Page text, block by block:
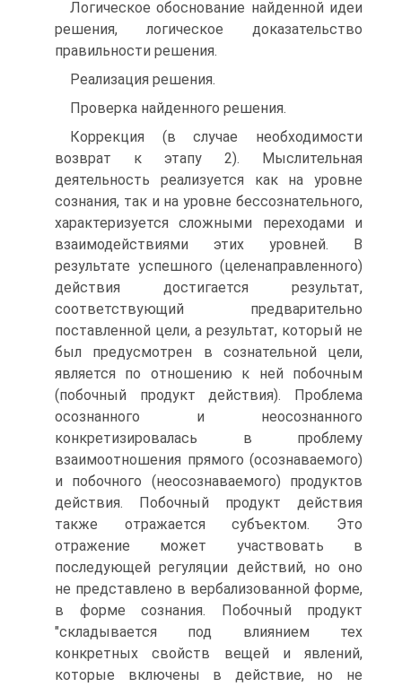
Логическое обоснование найденной идеи
решения, логическое доказательство
правильности решения.
Реализация решения.
Проверка найденного решения.
Коррекция (в случае необходимости
возврат к этапу 2). Мыслительная
деятельность реализуется как на уровне
сознания, так и на уровне бессознательного,
характеризуется сложными переходами и
взаимодействиями этих уровней. В
результате успешного (целенаправленного)
действия достигается результат,
соответствующий предварительно
поставленной цели, а результат, который не
был предусмотрен в сознательной цели,
является по отношению к ней побочным
(побочный продукт действия). Проблема
осознанного и неосознанного
конкретизировалась в проблему
взаимоотношения прямого (осознаваемого)
и побочного (неосознаваемого) продуктов
действия. Побочный продукт действия
также отражается субъектом. Это
отражение может участвовать в
последующей регуляции действий, но оно
не представлено в вербализованной форме,
в форме сознания. Побочный продукт
"складывается под влиянием тех
конкретных свойств вещей и явлений,
которые включены в действие, но не